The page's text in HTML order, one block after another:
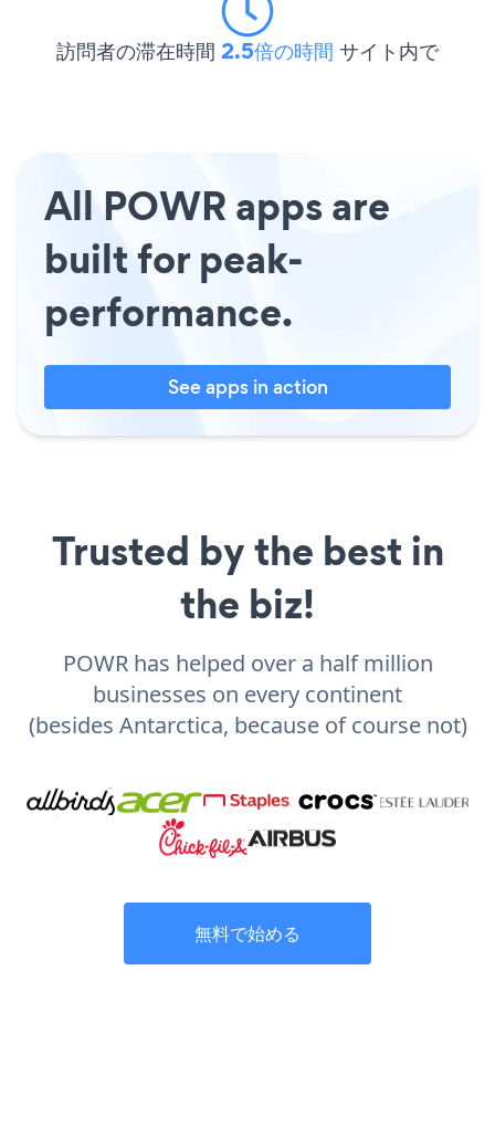
訪問者の滞在時間 2.5倍の時間 サイト内で
All POWR apps are
built for peak-
performance.
See apps in action
Trusted by the best in
the biz!
POWR has helped over a half million
businesses on every continent
(besides Antarctica, because of course not)
無料で始める